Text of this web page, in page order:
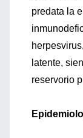
predata la
latente,
reservorio